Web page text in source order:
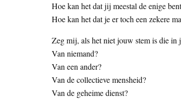
Hoe kan het dat jij meestal de enige
Hoe kan het dat je er toch een zekere
Zeg mij, als het niet jouw stem is die
Van niemand?
Van een ander?
Van de collectieve mensheid?
Van de geheime dienst?